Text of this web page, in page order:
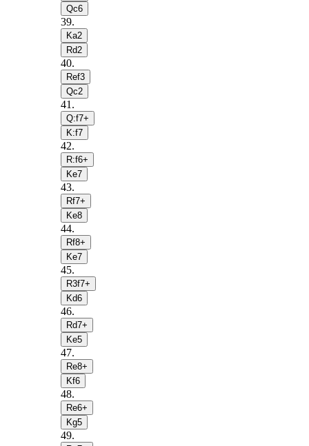
Qc6
39.
Ka2
Rd2
40.
Ref3
Qc2
41 .
Q:f7+
K:f7
42.
R:f6+
Ke7
43.
Rf7+
Ke8
44.
Rf8+
Ke7
45.
R3f7+
Kd6
46.
Rd7+
Ke5
47.
Re8+
Kf6
48.
Re6+
Kg5
49.